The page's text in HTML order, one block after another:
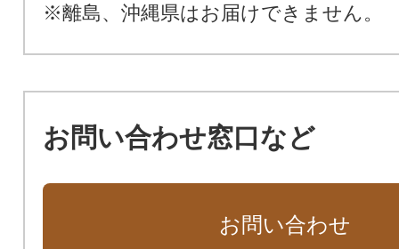
※離島、沖縄県はお届けできません。
お問い合わせ窓口など
お問い合わせ